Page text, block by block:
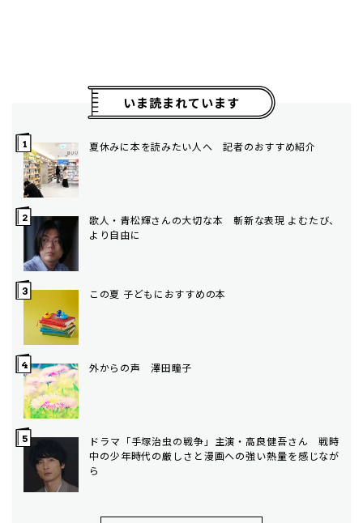
いま読まれています
夏休みに本を読みたい人へ 記者のおすすめ紹介
歌人・青松輝さんの大切な本 斬新な表現 よむたび、
より自由に
この夏 子どもにおすすめの本
外からの声 澤田瞳子
ドラマ「手塚治虫の戦争」主演・高良健吾さん 戦時
中の少年時代の厳しさと漫画への強い熱量を感じなが
ら